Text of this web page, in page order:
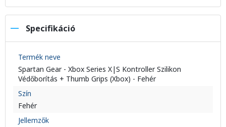
Specifikáció
Termék neve
Spartan Gear - Xbox Series X|S Kontroller Szilikon
Védőborítás + Thumb Grips (Xbox) - Fehér
Szín
Fehér
Jellemzők